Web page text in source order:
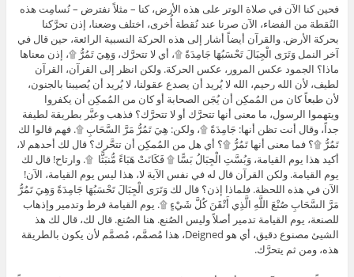
فحين كنا الآن في صلاة الوتر على هذه الأرض، كنا – مثلاً نفترض – نُسامِت هذه
النُقطة من الفضاء، الآن صرنا عند نُقطة أُخرى، اختلف وضعنا، إذن تحرَّكنا
بحركة الأرض. والقرآن أيضاً أشار إلى هذه الحركة النسبية الرائعة، حين قال في
آخر النمل وَتَرَى الْجِبَالَ تَحْسَبُهَا جَامِدَةً ۩، أي لا تتحرَّك، وَهِيَ تَمُرُّ ۩، إذن معناها
ماذا؟ الجمود عكس المرور، عكس الحركة. ولكن انظر إلى القرآن، القرآن
لطيف، لأن الله رحيم، الله لا يُريد أن يصدع عقولنا، لا يُريد أن يُصيبنا بالجنون،
لأن طبعاً كان من المُمكِن أن يُجَن الصحابة أو كان من المُمكِن أن يكفروا
ويتهموا الرسول، ما معنى أنها تتحرَّك أو لا تتحرَّك؟ فذهب وعبَّر بطريقة لطيفة
جداً، وقال أنت تظن أنها: جَامِدَةً ۩، ولكن: هِيَ تَمُرُّ مَرَّ السَّحَابِ ۩. فهم قالوا لك
تَمُرُّ ۩؟ فما معنى أنها تَمُرُّ ۩؟ أي هل من المُمكِن أن تتحَّرك؟ قال لك أحدهم لا،
أكيد هذا يوم القيامة، وَبُسَّتِ الْجِبَالُ بَسًّا ۩ فَكَانَتْ هَبَاءً مُّنبَثًّا ۩. وارتاح! قال لك
يوم القيامة. ولكن القرآن قال له في نفس الآية لا، هذا ليس يوم القيامة، الآن!
الآن في هذه اللحظة. فلماذا إذن؟ قال لك وَتَرَى الْجِبَالَ تَحْسَبُهَا جَامِدَةً وَهِيَ تَمُرُّ
مَرَّ السَّحَابِ صُنْعَ اللَّهِ الَّذِي أَتْقَنَ كُلَّ شَيْءٍ ۩. يوم القيامة فرط وتدمير وإذهاب
للصنعة، يوم القيامة تدمير أصلاً وليس الصُنع. هنا الصُنع. قال لك، قال لك هذ
الشيئ مصنوع دقيق، أي هو Deigned، هذا مُصمَّم، مُصمَّم لأن يكون بالطريقة
هذه، ومن ثم يتحرَّك.